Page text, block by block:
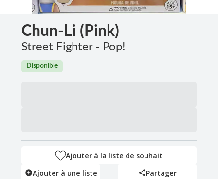
Chun-Li (Pink)
Street Fighter - Pop!
Disponible
Ajouter à la liste de souhait
Ajouter à une liste
Partager